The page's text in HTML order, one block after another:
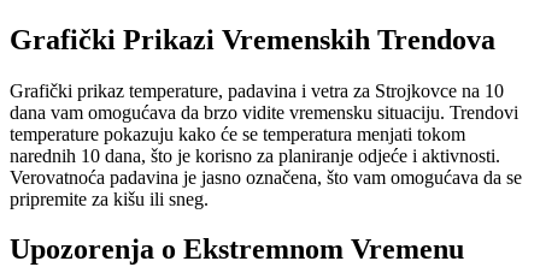
Grafički Prikazi Vremenskih Trendova
Grafički prikaz temperature, padavina i vetra za Strojkovce na 10
dana vam omogućava da brzo vidite vremensku situaciju. Trendovi
temperature pokazuju kako će se temperatura menjati tokom
narednih 10 dana, što je korisno za planiranje odjeće i aktivnosti.
Verovatnoća padavina je jasno označena, što vam omogućava da se
pripremite za kišu ili sneg.
Upozorenja o Ekstremnom Vremenu